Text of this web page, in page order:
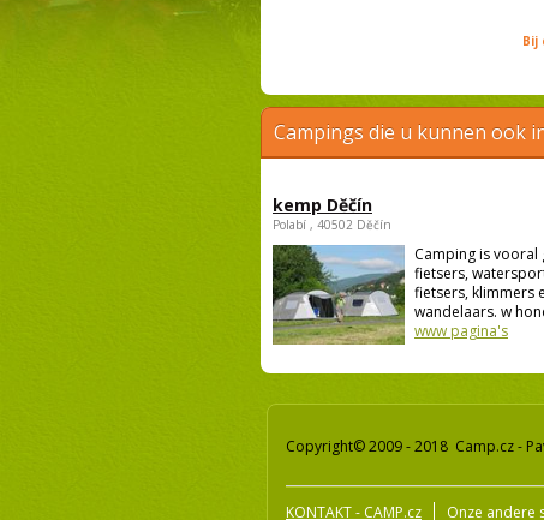
Bij
Campings die u kunnen ook
kemp Děčín
Polabí , 40502 Děčín
Camping is vooral
fietsers,
fietsers, klimmers
wandelaars. w
www pagina's
Copyright© 2009 - 2018 Camp.cz -
KONTAKT - CAMP.cz Onze andere